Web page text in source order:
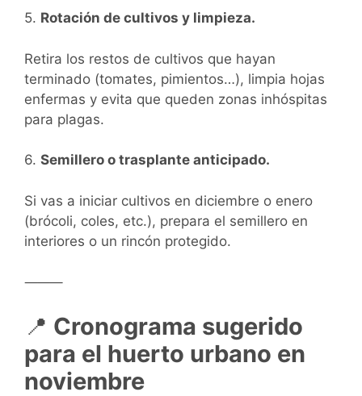
5. Rotación de cultivos y limpieza.
Retira los restos de cultivos que hayan
terminado (tomates, pimientos…), limpia hojas
enfermas y evita que queden zonas inhóspitas
para plagas.
6. Semillero o trasplante anticipado.
Si vas a iniciar cultivos en diciembre o enero
(brócoli, coles, etc.), prepara el semillero en
interiores o un rincón protegido.
⸻
📍 Cronograma sugerido
para el huerto urbano en
noviembre